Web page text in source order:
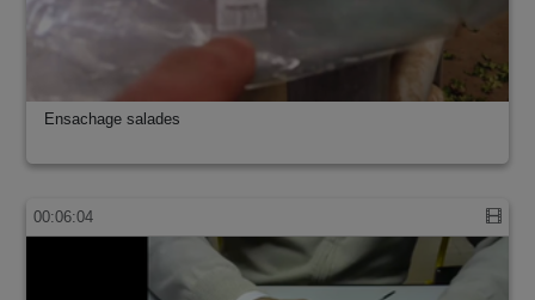
Ensachage salades
00:06:04